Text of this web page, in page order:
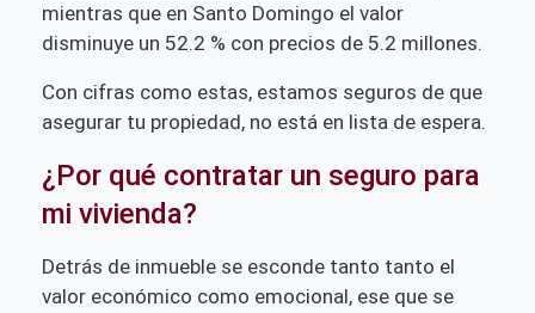
mientras que en Santo Domingo el valor
disminuye un 52.2 % con precios de 5.2 millones.
Con cifras como estas, estamos seguros de que
asegurar tu propiedad, no está en lista de espera.
¿Por qué contratar un seguro para
mi vivienda?
Detrás de inmueble se esconde tanto tanto el
valor económico como emocional, ese que se